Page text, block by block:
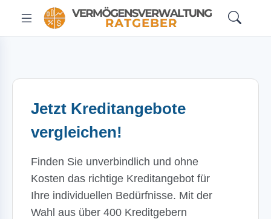
Jetzt Kreditangebote
vergleichen!
Finden Sie unverbindlich und ohne
Kosten das richtige Kreditangebot für
Ihre individuellen Bedürfnisse. Mit der
Wahl aus über 400 Kreditgebern